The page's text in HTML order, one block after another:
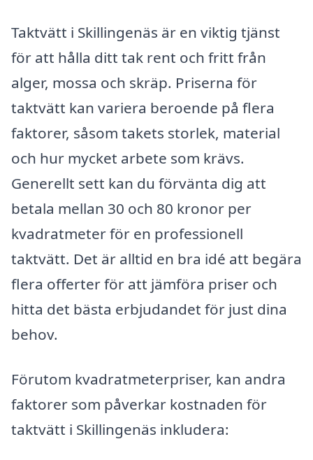
Taktvätt i Skillingenäs är en viktig tjänst
för att hålla ditt tak rent och fritt från
alger, mossa och skräp. Priserna för
taktvätt kan variera beroende på flera
faktorer, såsom takets storlek, material
och hur mycket arbete som krävs.
Generellt sett kan du förvänta dig att
betala mellan 30 och 80 kronor per
kvadratmeter för en professionell
taktvätt. Det är alltid en bra idé att begära
flera offerter för att jämföra priser och
hitta det bästa erbjudandet för just dina
behov.
Förutom kvadratmeterpriser, kan andra
faktorer som påverkar kostnaden för
taktvätt i Skillingenäs inkludera: